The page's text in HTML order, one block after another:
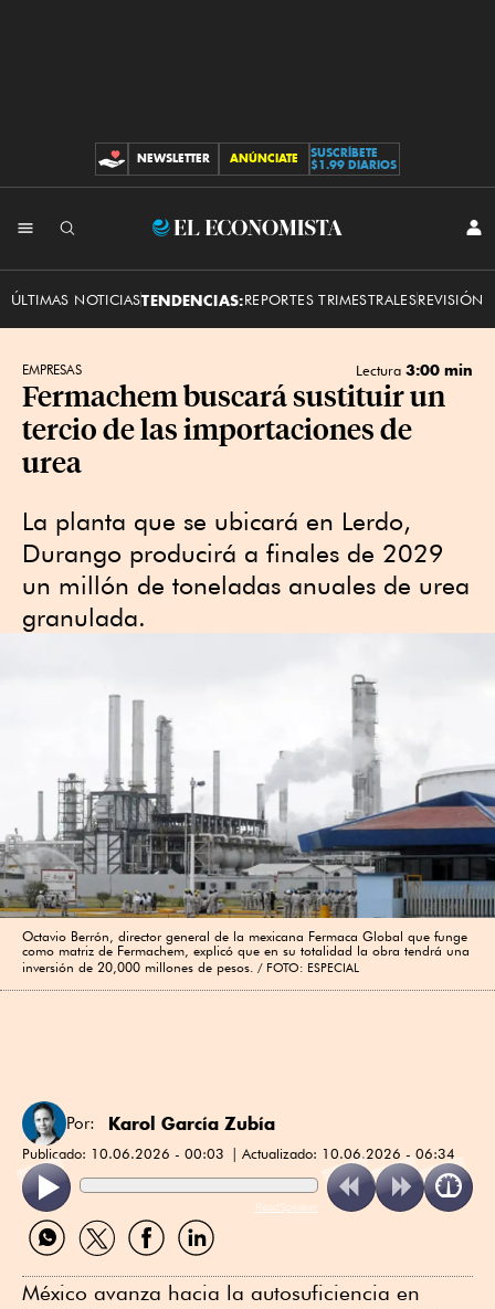
CONTRIBUCIONES
NEWSLETTER ANÚNCIATE
SUSCRÍBETE
$1.99 DIARIOS
El
ÚLTIMAS NOTICIASTENDENCIAS:REPORTES TRIMESTRALESREVISIÓN
EMPRESAS Lectura 3:00 min
Fermachem buscará sustituir un
tercio de las importaciones de
urea
La planta que se ubicará en Lerdo,
Durango producirá a finales de 2029
un millón de toneladas anuales de urea
granulada.
Octavio Berrón, director general de la mexicana Fermaca Global que funge
como matriz de Fermachem, explicó que en su totalidad la obra tendrá una
inversión de 20,000 millones de pesos.
FOTO: ESPECIAL
Por: Karol García Zubía
Publicado: 10.06.2026 - 00:03 Actualizado: 10.06.2026 - 06:34
ReadSpeaker
Compartir
por
Compartir
por
Compartir
por
Compartir
por
México avanza hacia la autosuficiencia en